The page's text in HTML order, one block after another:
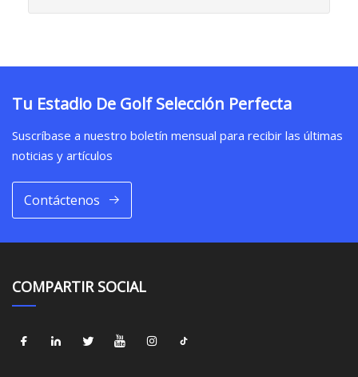
Tu Estadio De Golf Selección Perfecta
Suscríbase a nuestro boletín mensual para recibir las últimas
noticias y artículos
Contáctenos
COMPARTIR SOCIAL